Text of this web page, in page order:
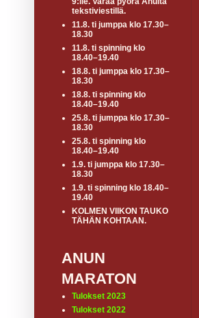
tekstiviestillä.
11.8. ti jumppa klo 17.30–
18.30
11.8. ti spinning klo
18.40–19.40
18.8. ti jumppa klo 17.30–
18.30
18.8. ti spinning klo
18.40–19.40
25.8. ti jumppa klo 17.30–
18.30
25.8. ti spinning klo
18.40–19.40
1.9. ti jumppa klo 17.30–
18.30
1.9. ti spinning klo 18.40–
19.40
KOLMEN VIIKON TAUKO
TÄHÄN KOHTAAN.
ANUN
MARATON
Tulokset 2023
Tulokset 2022